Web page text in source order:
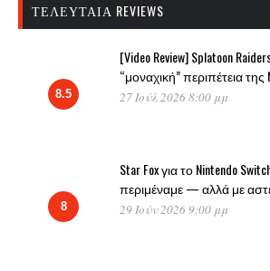
ΤΕΛΕΥΤΑΊΑ REVIEWS
8.5
[Video Review] Splatoon
“μοναχική” περιπέτεια της
27 Ιούλ 2026 8:00 μμ
8
Star Fox για το Nintendo
περιμέναμε — αλλά με
29 Ιούν 2026 9:00 μμ